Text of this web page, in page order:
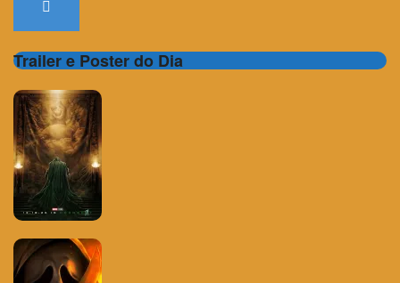
Trailer e Poster do Dia